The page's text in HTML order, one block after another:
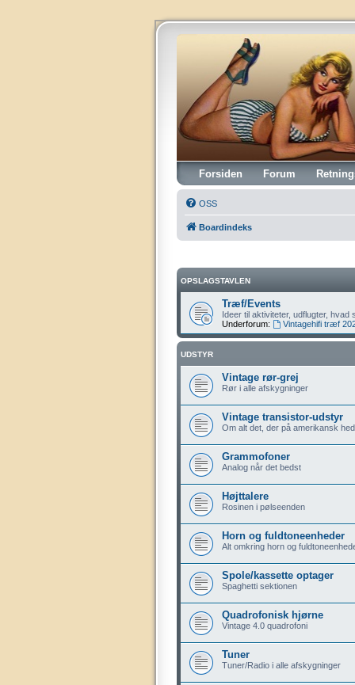
Vintagehifi.dk
Forsiden Forum
OSS
Boardindeks
OPSLAGSTAVLEN
Træf/Events
Ideer til aktiviteter, udflugter, hvad
Underforum:
Vintagehifi træf
UDSTYR
Vintage rør-grej
Rør i alle afskygninger
Vintage transistor-udstyr
Om alt det, der på amerikansk
Grammofoner
Analog når det bedst
Højttalere
Rosinen i pølseenden
Horn og fuldtoneenheder
Alt omkring horn og
Spole/kassette optager
Spaghetti sektionen
Quadrofonisk hjørne
Vintage 4.0 quadrofoni
Tuner
Tuner/Radio i alle afskygninger